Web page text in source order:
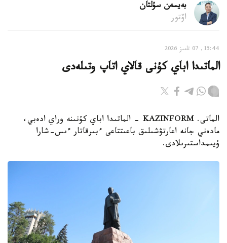
بەيسەن سۇلتان
اۆتور
15:44, 07 تامىز 2026
الماتىدا اباي كۇنى قالاي اتاپ وتىلەدى
الماتى. KAZINFORM - الماتىدا اباي كۇنىنە وراي ادەبي،
مادەني جانە اعارتۋشىلىق باعىتتاعى ءبىرقاتار ءىس-شارا
ۇيىمداستىرىلادى.